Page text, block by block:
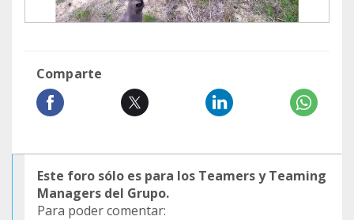
Comparte
Este foro sólo es para los Teamers y Teaming
Managers del Grupo.
Para poder comentar: